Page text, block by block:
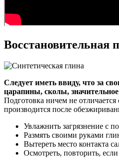
Восстановительная
Следует иметь ввиду, что за
царапины, сколы, значительное
Подготовка ничем не
производится после
Увлажнить загрязнение с
Размять своими руками
Вытереть место контакта
Осмотреть, повторить,